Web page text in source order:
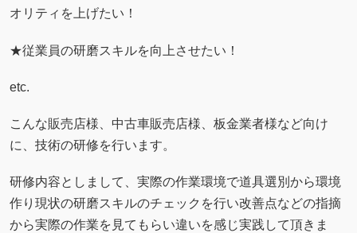
オリティを上げたい！
★従業員の研磨スキルを向上させたい！
etc.
こんな販売店様、中古車販売店様、板金業者様など向け
に、技術の研修を行います。
研修内容としまして、実際の作業環境で道具選別から環境
作り現状の研磨スキルのチェックを行い改善点などの指摘
から実際の作業を見てもらい違いを感じ実践して頂きま